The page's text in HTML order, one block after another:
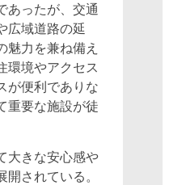
あったが、交通
広域道路の延
力を兼ね備え
環境やアクセス
が便利でありな
重要な施設が徒
大きな安心感や
されている。